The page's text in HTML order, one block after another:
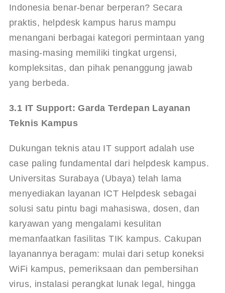
Indonesia benar-benar berperan? Secara
praktis, helpdesk kampus harus mampu
menangani berbagai kategori permintaan yang
masing-masing memiliki tingkat urgensi,
kompleksitas, dan pihak penanggung jawab
yang berbeda.
3.1 IT Support: Garda Terdepan Layanan
Teknis Kampus
Dukungan teknis atau IT support adalah use
case paling fundamental dari helpdesk kampus.
Universitas Surabaya (Ubaya) telah lama
menyediakan layanan ICT Helpdesk sebagai
solusi satu pintu bagi mahasiswa, dosen, dan
karyawan yang mengalami kesulitan
memanfaatkan fasilitas TIK kampus. Cakupan
layanannya beragam: mulai dari setup koneksi
WiFi kampus, pemeriksaan dan pembersihan
virus, instalasi perangkat lunak legal, hingga